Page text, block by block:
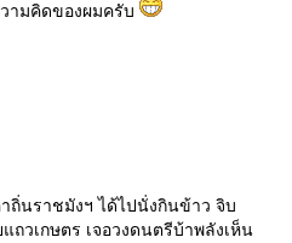
ามคิดของผมครับ
ถิ่นราชมังฯ ได้ไปนั่งกินข้าว จิบ
ถวเกษตร เจอวงดนตรีบ้าพลังเห็น